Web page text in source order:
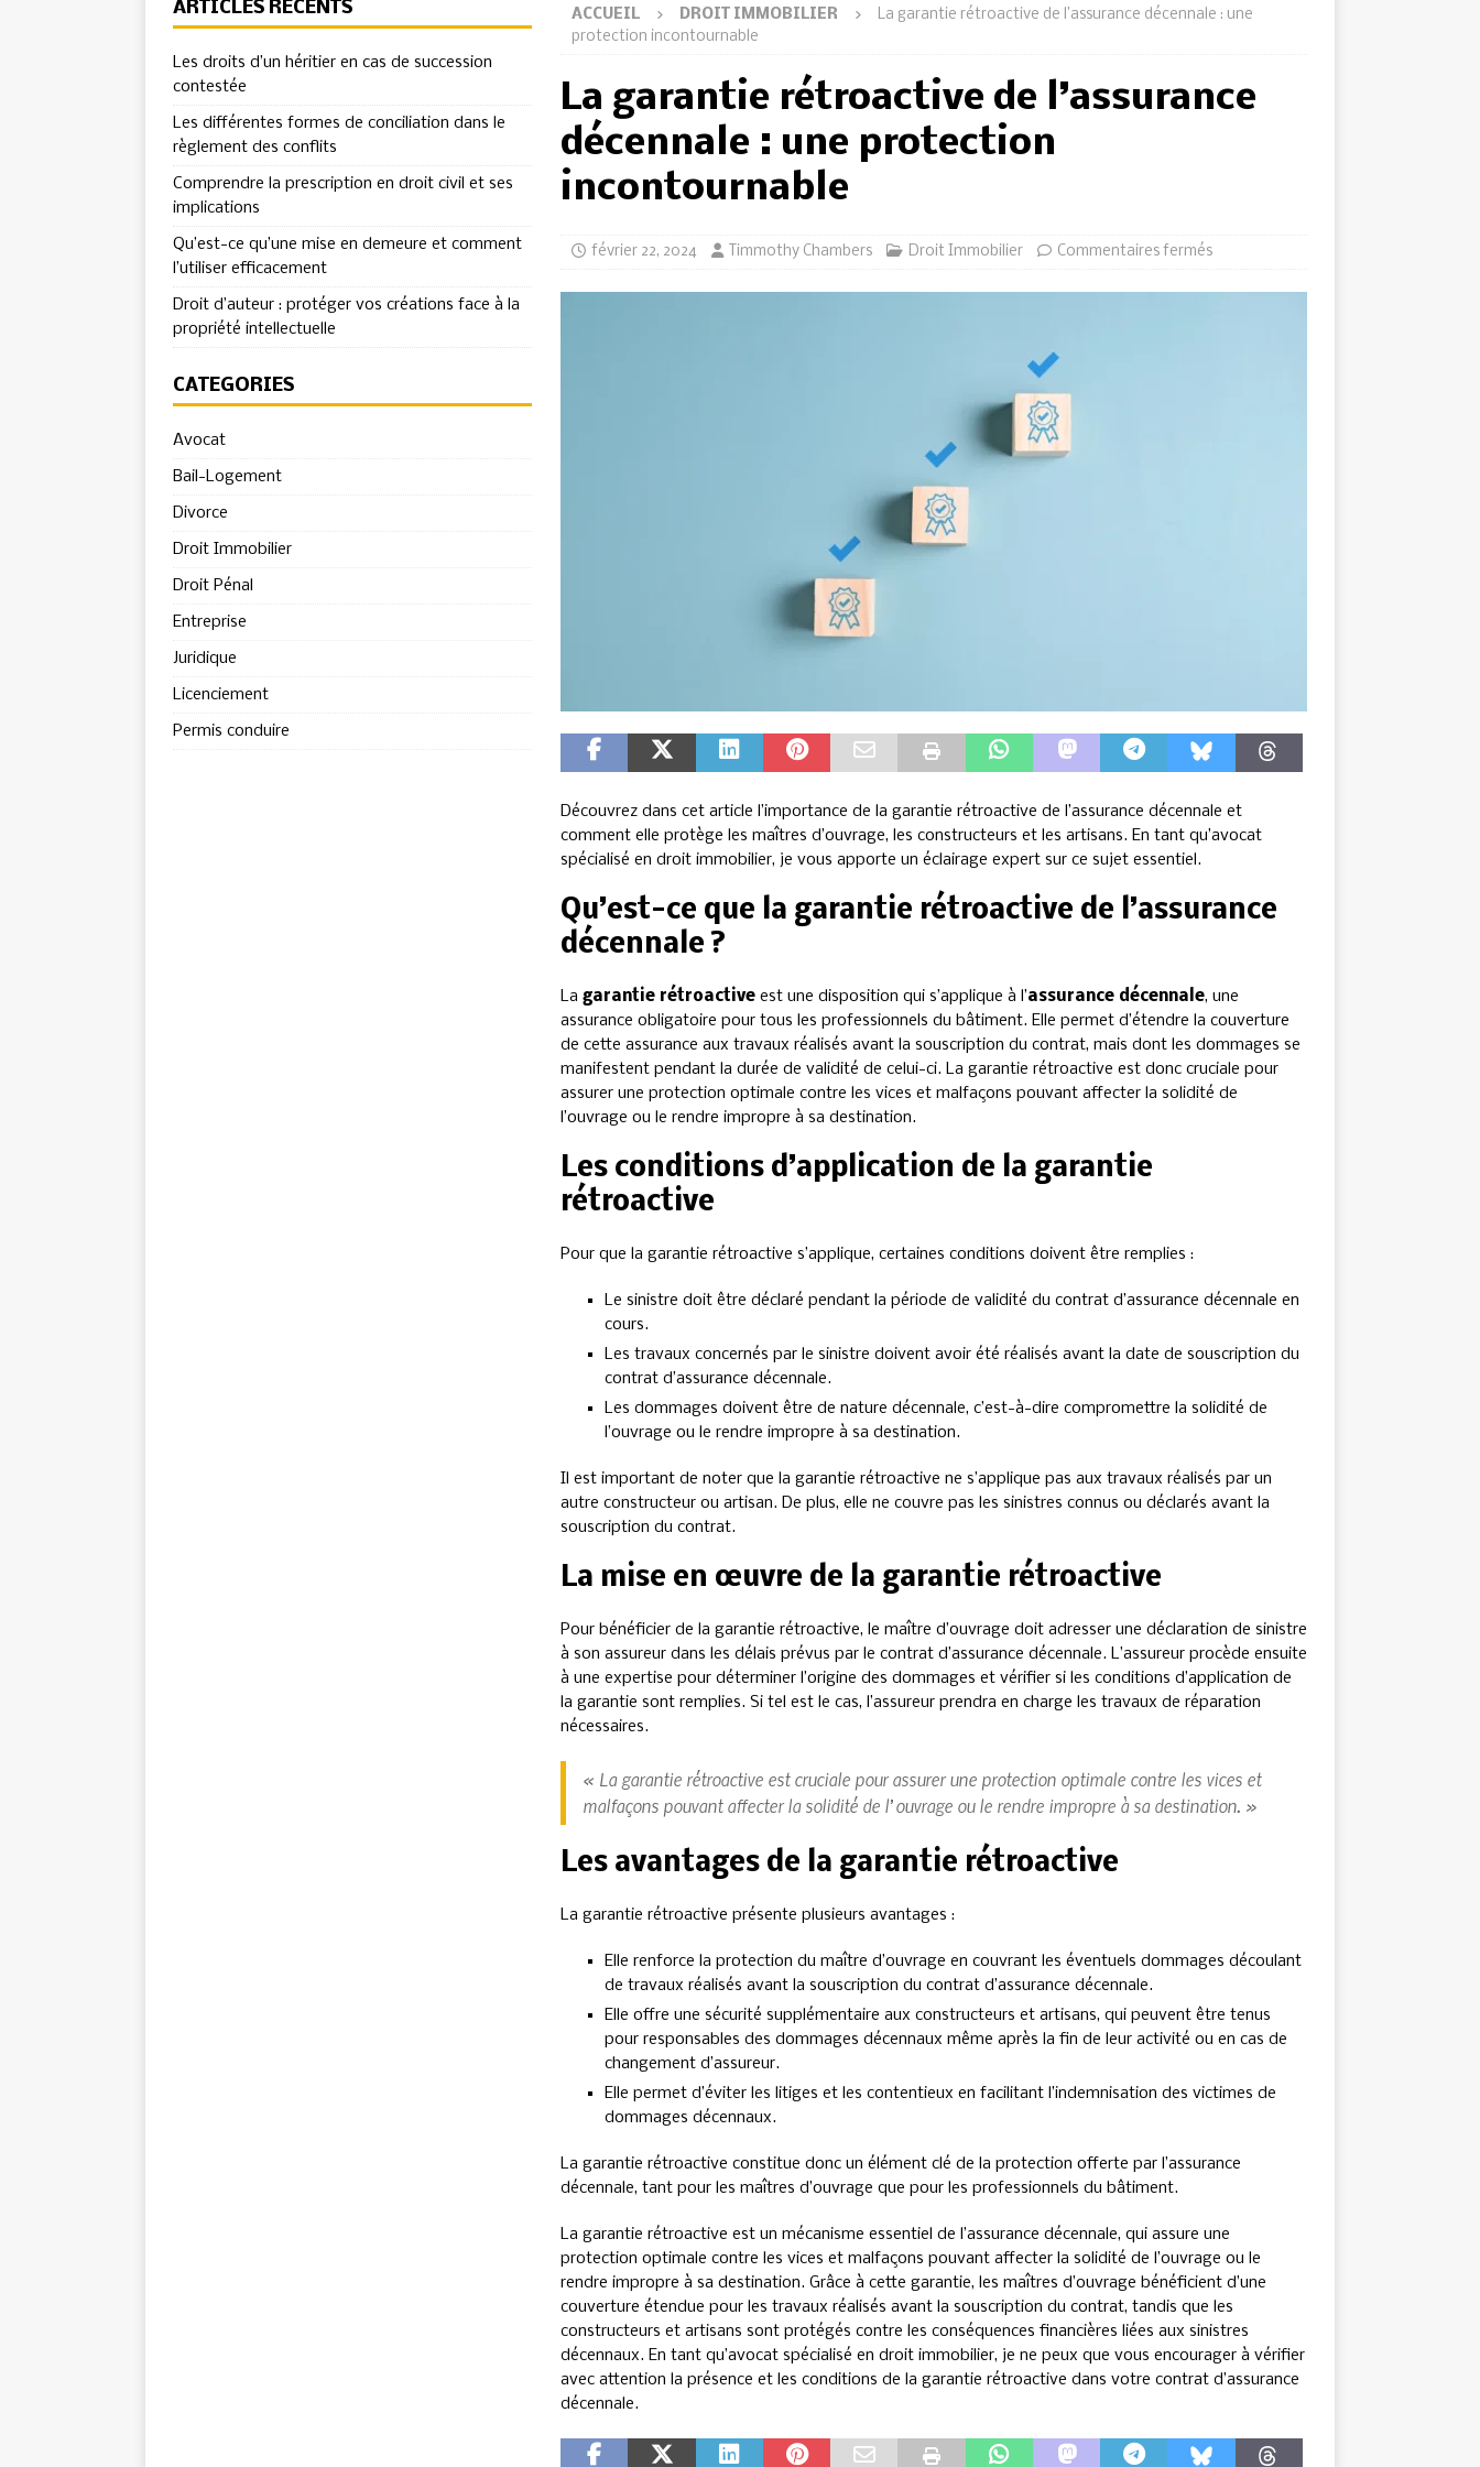
ACCUEIL DROIT IMMOBILIER
La garantie rétroactive de l’assurance décennale : une
protection incontournable
La garantie rétroactive de l’assurance
décennale : une protection
incontournable
février 22, 2024 Timmothy Chambers Droit Immobilier Commentaires fermés
Découvrez dans cet article l’importance de la garantie rétroactive de l’assurance décennale et
comment elle protège les maîtres d’ouvrage, les constructeurs et les artisans. En tant qu’avocat
spécialisé en droit immobilier, je vous apporte un éclairage expert sur ce sujet essentiel.
Qu’est-ce que la garantie rétroactive de l’assurance
décennale ?
La garantie rétroactiveest une disposition qui s’applique à l’assurance décennale, une
assurance obligatoire pour tous les professionnels du bâtiment. Elle permet d’étendre la couverture
de cette assurance aux travaux réalisés avant la souscription du contrat, mais dont les dommages se
manifestent pendant la durée de validité de celui-ci. La garantie rétroactive est donc cruciale pour
assurer une protection optimale contre les vices et malfaçons pouvant affecter la solidité de
l’ouvrage ou le rendre impropre à sa destination.
Les conditions d’application de la garantie
rétroactive
Pour que la garantie rétroactive s’applique, certaines conditions doivent être remplies :
Le sinistre doit être déclaré pendant la période de validité du contrat d’assurance décennale en
cours.
Les travaux concernés par le sinistre doivent avoir été réalisés avant la date de souscription du
contrat d’assurance décennale.
Les dommages doivent être de nature décennale, c’est-à-dire compromettre la solidité de
l’ouvrage ou le rendre impropre à sa destination.
Il est important de noter que la garantie rétroactive ne s’applique pas aux travaux réalisés par un
autre constructeur ou artisan. De plus, elle ne couvre pas les sinistres connus ou déclarés avant la
souscription du contrat.
La mise en œuvre de la garantie rétroactive
Pour bénéficier de la garantie rétroactive, le maître d’ouvrage doit adresser une déclaration de sinistre
à son assureur dans les délais prévus par le contrat d’assurance décennale. L’assureur procède ensuite
à une expertise pour déterminer l’origine des dommages et vérifier si les conditions d’application de
la garantie sont remplies. Si tel est le cas, l’assureur prendra en charge les travaux de réparation
nécessaires.
« La garantie rétroactive est cruciale pour assurer une protection optimale contre les vices et
malfaçons pouvant affecter la solidité de l’ouvrage ou le rendre impropre à sa destination. »
Les avantages de la garantie rétroactive
La garantie rétroactive présente plusieurs avantages :
Elle renforce la protection du maître d’ouvrage en couvrant les éventuels dommages découlant
de travaux réalisés avant la souscription du contrat d’assurance décennale.
Elle offre une sécurité supplémentaire aux constructeurs et artisans, qui peuvent être tenus
pour responsables des dommages décennaux même après la fin de leur activité ou en cas de
changement d’assureur.
Elle permet d’éviter les litiges et les contentieux en facilitant l’indemnisation des victimes de
dommages décennaux.
La garantie rétroactive constitue donc un élément clé de la protection offerte par l’assurance
décennale, tant pour les maîtres d’ouvrage que pour les professionnels du bâtiment.
La garantie rétroactive est un mécanisme essentiel de l’assurance décennale, qui assure une
protection optimale contre les vices et malfaçons pouvant affecter la solidité de l’ouvrage ou le
rendre impropre à sa destination. Grâce à cette garantie, les maîtres d’ouvrage bénéficient d’une
couverture étendue pour les travaux réalisés avant la souscription du contrat, tandis que les
constructeurs et artisans sont protégés contre les conséquences financières liées aux sinistres
décennaux. En tant qu’avocat spécialisé en droit immobilier, je ne peux que vous encourager à vérifier
avec attention la présence et les conditions de la garantie rétroactive dans votre contrat d’assurance
décennale.
ARTICLES RÉCENTS
Les droits d’un héritier en cas de succession
contestée
Les différentes formes de conciliation dans le
règlement des conflits
Comprendre la prescription en droit civil et ses
implications
Qu’est-ce qu’une mise en demeure et comment
l’utiliser efficacement
Droit d’auteur : protéger vos créations face à la
propriété intellectuelle
CATÉGORIES
Avocat
Bail-Logement
Divorce
Droit Immobilier
Droit Pénal
Entreprise
Juridique
Licenciement
Permis conduire